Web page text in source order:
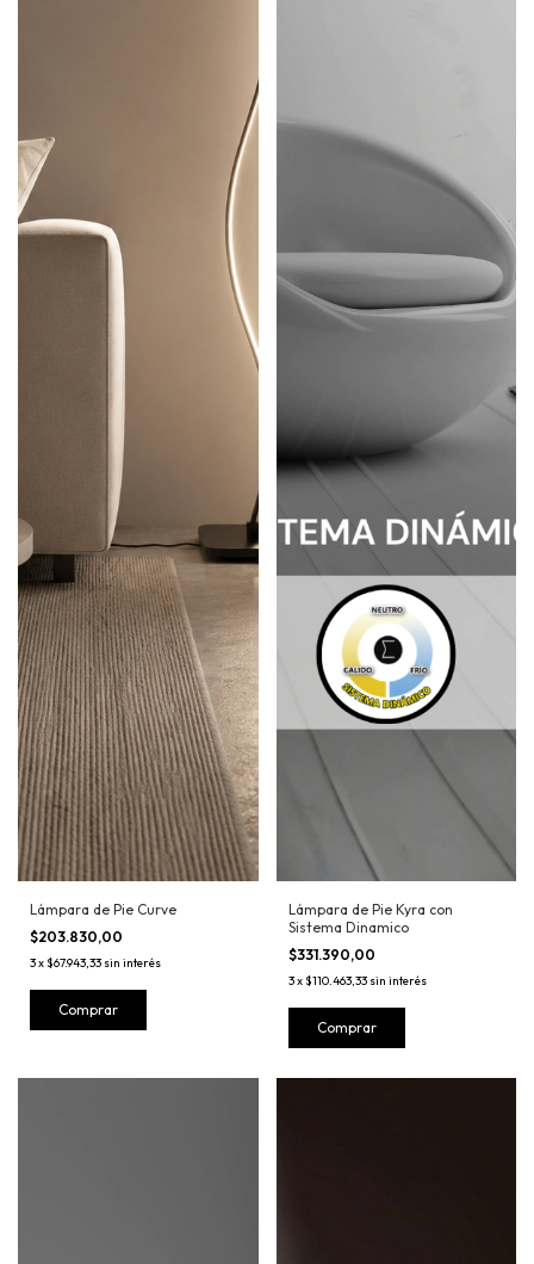
Lámpara de Pie Curve
$203.830,00
3x$67.943,33 sin interés
Comprar
Lámpara de Pie Kyra con
Sistema Dinamico
$331.390,00
3x$110.463,33 sin interés
Comprar